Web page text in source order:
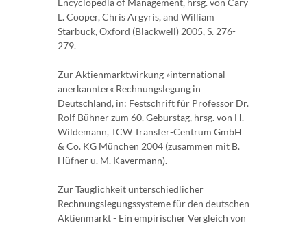
Encyclopedia of Management, hrsg. von Cary
L. Cooper, Chris Argyris, and William
Starbuck, Oxford (Blackwell) 2005, S. 276-
279.
Zur Aktienmarktwirkung »international
anerkannter« Rechnungslegung in
Deutschland, in: Festschrift für Professor Dr.
Rolf Bühner zum 60. Geburstag, hrsg. von H.
Wildemann, TCW Transfer-Centrum GmbH
& Co. KG München 2004 (zusammen mit B.
Hüfner u. M. Kavermann).
Zur Tauglichkeit unterschiedlicher
Rechnungslegungssysteme für den deutschen
Aktienmarkt - Ein empirischer Vergleich von